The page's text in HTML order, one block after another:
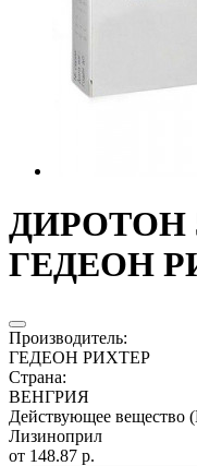
ДИРОТОН
ГЕДЕОН
Производитель:
ГЕДЕОН РИХТЕР
Страна:
ВЕНГРИЯ
Действующее
Лизиноприл
от 148.87 р.